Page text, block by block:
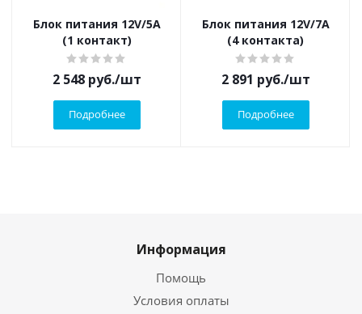
Блок питания 12V/5A
(1 контакт)
2 548руб./шт
Подробнее
Блок питания 12V/7A
(4 контакта)
2 891 руб./шт
Подробнее
Информация
Помощь
Условия оплаты